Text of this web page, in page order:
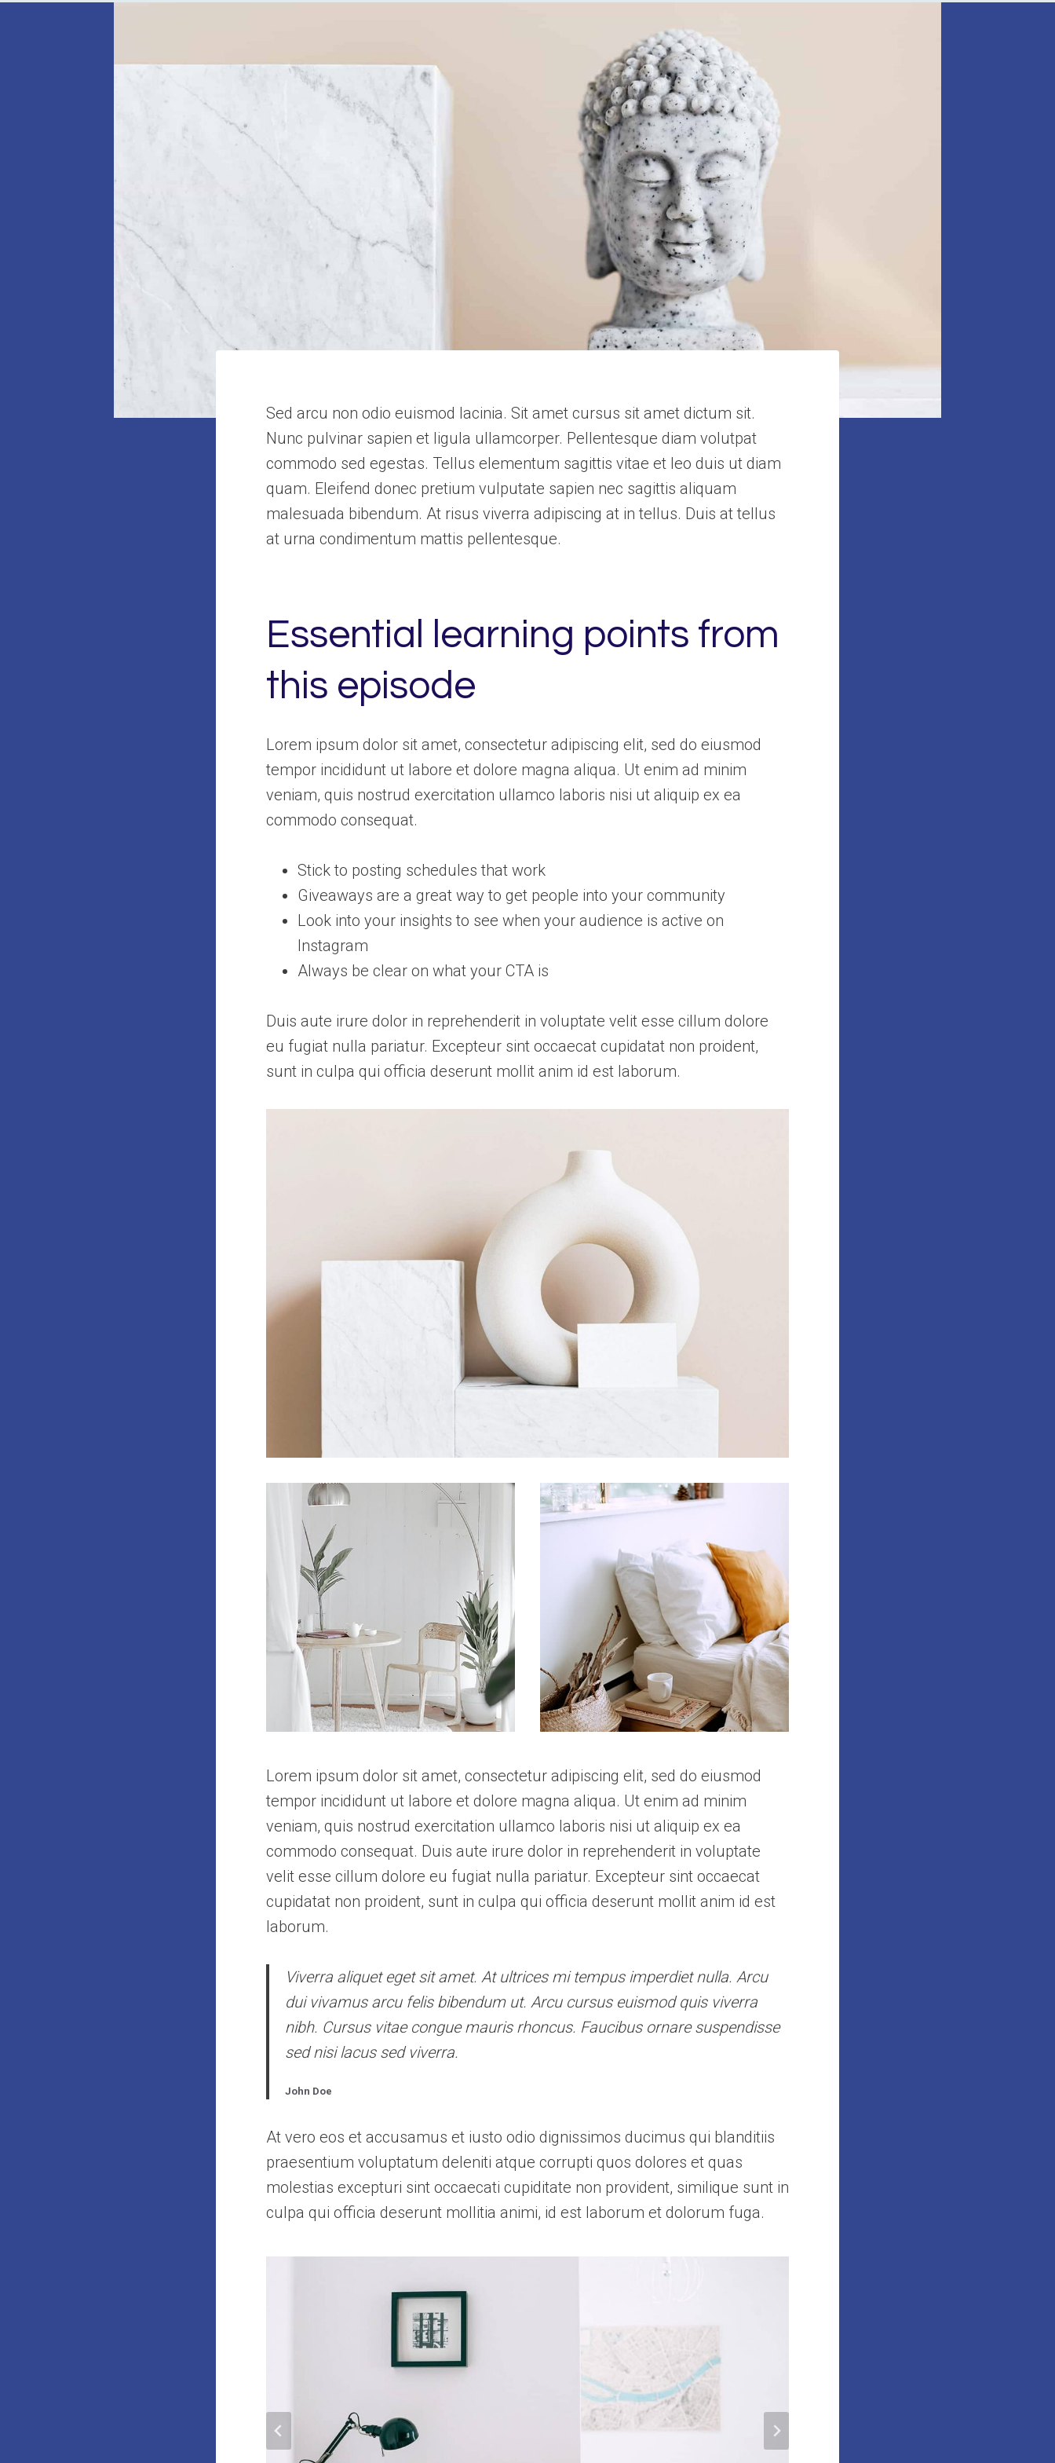
Sed arcu non odio euismod lacinia. Sit amet cursus sit amet dictum sit.
Nunc pulvinar sapien et ligula ullamcorper. Pellentesque diam volutpat
commodo sed egestas. Tellus elementum sagittis vitae et leo duis ut diam
quam. Eleifend donec pretium vulputate sapien nec sagittis aliquam
malesuada bibendum. At risus viverra adipiscing at in tellus. Duis at tellus
at urna condimentum mattis pellentesque.
Essential learning points from
this episode
Lorem ipsum dolor sit amet, consectetur adipiscing elit, sed do eiusmod
tempor incididunt ut labore et dolore magna aliqua. Ut enim ad minim
veniam, quis nostrud exercitation ullamco laboris nisi ut aliquip ex ea
commodo consequat.
Stick to posting schedules that work
Giveaways are a great way to get people into your community
Look into your insights to see when your audience is active on
Instagram
Always be clear on what your CTA is
Duis aute irure dolor in reprehenderit in voluptate velit esse cillum dolore
eu fugiat nulla pariatur. Excepteur sint occaecat cupidatat non proident,
sunt in culpa qui officia deserunt mollit anim id est laborum.
Lorem ipsum dolor sit amet, consectetur adipiscing elit, sed do eiusmod
tempor incididunt ut labore et dolore magna aliqua. Ut enim ad minim
veniam, quis nostrud exercitation ullamco laboris nisi ut aliquip ex ea
commodo consequat. Duis aute irure dolor in reprehenderit in voluptate
velit esse cillum dolore eu fugiat nulla pariatur. Excepteur sint occaecat
cupidatat non proident, sunt in culpa qui officia deserunt mollit anim id est
laborum.
Viverra aliquet eget sit amet. At ultrices mi tempus imperdiet nulla. Arcu
dui vivamus arcu felis bibendum ut. Arcu cursus euismod quis viverra
nibh. Cursus vitae congue mauris rhoncus. Faucibus ornare suspendisse
sed nisi lacus sed viverra.
John Doe
At vero eos et accusamus et iusto odio dignissimos ducimus qui blanditiis
praesentium voluptatum deleniti atque corrupti quos dolores et quas
molestias excepturi sint occaecati cupiditate non provident, similique sunt in
culpa qui officia deserunt mollitia animi, id est laborum et dolorum fuga.